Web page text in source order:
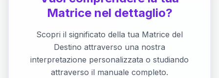
Matrice nel dettaglio?
Scopri il significato della tua Matrice del
Destino attraverso una nostra
interpretazione personalizzata o studiando
attraverso il manuale completo.